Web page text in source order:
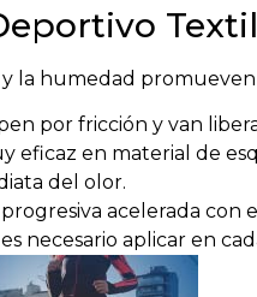
y la humedad
por fricción y van
eficaz en material de
del olor.
acelerada con
necesario aplicar en